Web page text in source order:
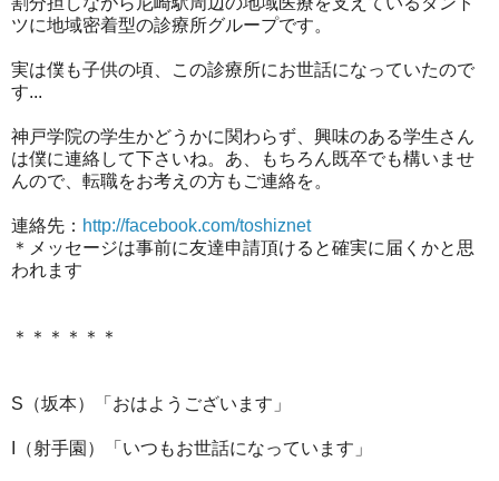
ツに地域密着型の診療所グループです。
実は僕も子供の頃、この診療所にお世話になっていたので
す...
神戸学院の学生かどうかに関わらず、興味のある学生さん
は僕に連絡して下さいね。あ、もちろん既卒でも構いませ
んので、転職をお考えの方もご連絡を。
連絡先： http://facebook.com/toshiznet
＊メッセージは事前に友達申請頂けると確実に届くかと思
われます
＊＊＊＊＊＊
S（坂本）「おはようございます」
I（射手園）「いつもお世話になっています」